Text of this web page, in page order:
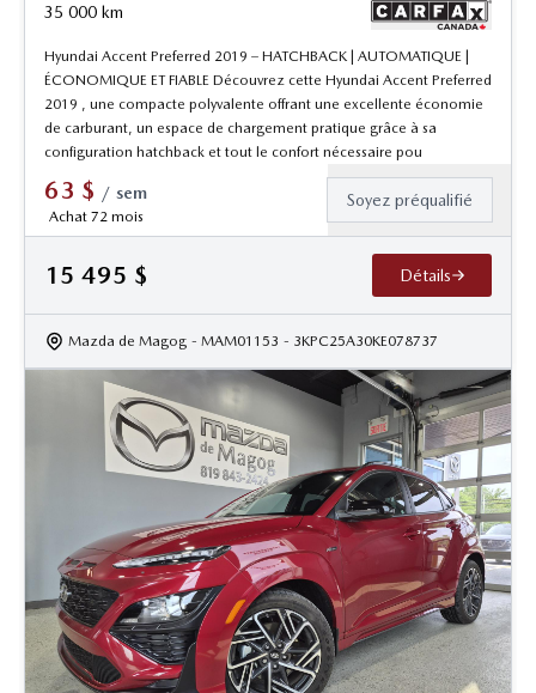
35 000 km
Hyundai Accent Preferred 2019 – HATCHBACK | AUTOMATIQUE |
ÉCONOMIQUE ET FIABLE Découvrez cette Hyundai Accent Preferred
2019 , une compacte polyvalente offrant une excellente économie
de carburant, un espace de chargement pratique grâce à sa
configuration hatchback et tout le confort nécessaire pou
63 $ / sem
Achat 72 mois
Soyez préqualifié
15 495 $ Détails
Mazda de Magog - MAM01153 - 3KPC25A30KE078737